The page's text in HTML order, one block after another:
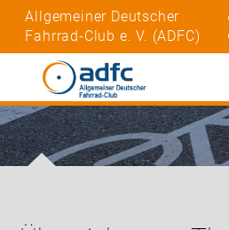
Allgemeiner Deutscher
Fahrrad-Club e. V. (ADFC)